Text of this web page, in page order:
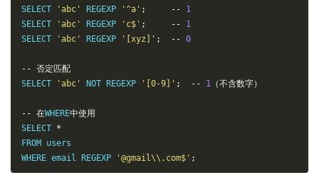
SELECT
'abc' REGEXP '^a' ; --
1
SELECT
'abc' REGEXP 'c$' ; --
1
SELECT
'abc' REGEXP '[xyz]' ; -- 0
-- 否定匹配
SELECT
'abc' NOT REGEXP '[0-9]' ; -- 1 （不含数字）
-- 在WHERE中使用
SELECT *
FROM users
WHERE email REGEXP
'@gmail\\.com$' ;